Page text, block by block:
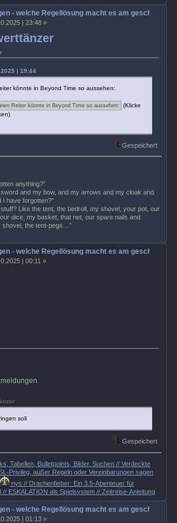
- welche Regellösung macht es am
| 23:48 »
| 19:44
könnte in Beyond Time so aussehen:
(Klicke
Gespeichert
anything?”
and my bow, and my arrows and my cloak and
I have forgotten?”
stuff? Like the tent, the bedroll, my shovel, your pot, our
dice, my basket, that net, our spare nails and
shovel, the tent-pegs…”
- welche Regellösung macht es am
| 00:11 »
soll
Gespeichert
Tabellen, Bulletpoints, Bilder, Suchen // Verdeckte
Privileg, außer Regeln oder Vereinbarungen sagen
nys // Drachenfieber: Ein 3.5-Abenteuer für
// ESKALATION als Spielsystem // Zeitreise-Anleitung
- welche Regellösung macht es am
| 01:13 »